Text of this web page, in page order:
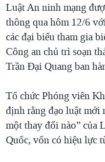
Luật An ninh mạng
thông qua hôm 12/6
các đại biểu tham gia
Công an chủ trì soạn
Trần Đại Quang ban
Tổ chức Phóng viên
định rằng đạo luật mới
một thay đổi nào” của
Quốc, vốn có hiệu lực